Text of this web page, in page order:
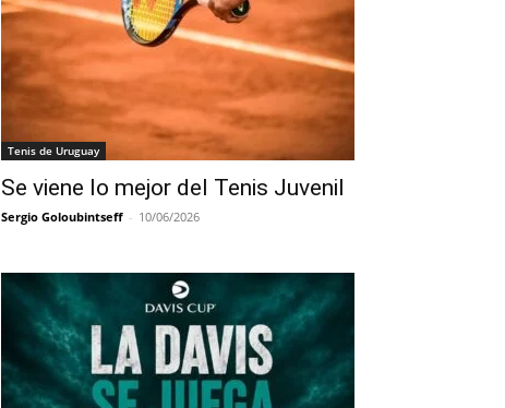
Tenis de Uruguay
Se viene lo mejor del Tenis Juvenil
Sergio Goloubintseff - 10/06/2026